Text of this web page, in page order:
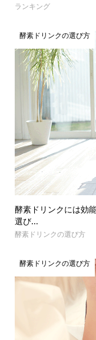
ランキング
酵素ドリンクの選び方
酵素ドリンクには効
選び...
酵素ドリンクの選び方
酵素ドリンクの選び方